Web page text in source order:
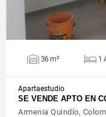
36 m² 1
Apartaestudio
SE VENDE APTO EN
Armenia Quindío,